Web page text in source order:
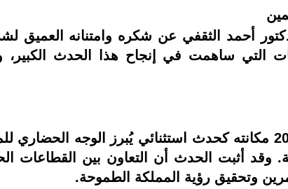
أحمد الثقفي عن شكره وامتنانه العميق
التي ساهمت في إنجاح هذا الحدث الكبير،
أكد معرض الحج والعمرة 2025 مكانته كحدث استثنائي يُبرز
وقد أثبت الحدث أن التعاون بين
وتحقيق رؤية المملكة الطموحة.